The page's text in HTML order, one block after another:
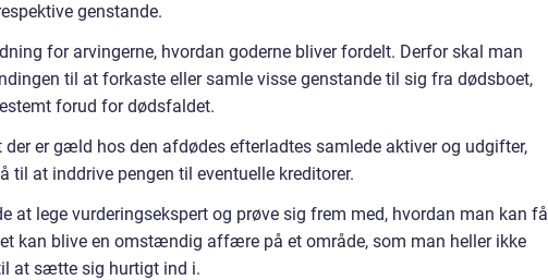
genstande.
for arvingerne, hvordan goderne bliver fordelt. Derfor skal man
til at forkaste eller samle visse genstande til sig fra dødsboet,
forud for dødsfaldet.
er gæld hos den afdødes efterladtes samlede aktiver og udgifter,
til at inddrive pengen til eventuelle kreditorer.
at lege vurderingsekspert og prøve sig frem med, hvordan man kan få
kan blive en omstændig affære på et område, som man heller ikke
at sætte sig hurtigt ind i.